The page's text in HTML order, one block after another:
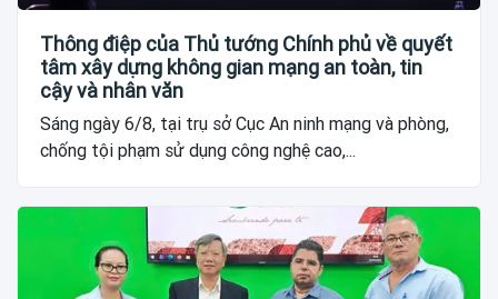
Thông điệp của Thủ tướng Chính phủ về quyết
tâm xây dựng không gian mạng an toàn, tin
cậy và nhân văn
Sáng ngày 6/8, tại trụ sở Cục An ninh mạng và phòng,
chống tội phạm sử dụng công nghệ cao,...